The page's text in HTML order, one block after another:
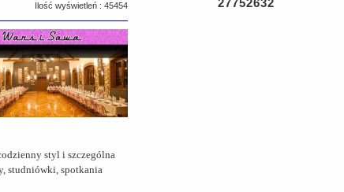
Ilość wyświetleń : 45454
styl i szczególna
studniówki, spotkania
27752632